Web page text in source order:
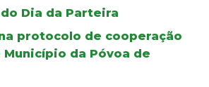
Dia da Parteira
protocolo de cooperação
Município da Póvoa de